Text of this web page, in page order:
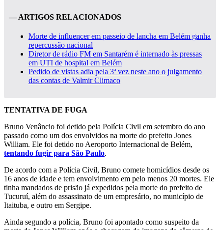
— ARTIGOS RELACIONADOS
Morte de influencer em passeio de lancha em Belém ganha
repercussão nacional
Diretor de rádio FM em Santarém é internado às pressas
em UTI de hospital em Belém
Pedido de vistas adia pela 3ª vez neste ano o julgamento
das contas de Valmir Climaco
TENTATIVA DE FUGA
Bruno Venâncio foi detido pela Polícia Civil em setembro do ano
passado como um dos envolvidos na morte do prefeito Jones
William. Ele foi detido no Aeroporto Internacional de Belém,
tentando fugir para São Paulo.
De acordo com a Polícia Civil, Bruno comete homicídios desde os
16 anos de idade e tem envolvimento em pelo menos 20 mortes. Ele
tinha mandados de prisão já expedidos pela morte do prefeito de
Tucuruí, além do assassinato de um empresário, no município de
Itaituba, e outro em Sergipe.
Ainda segundo a polícia, Bruno foi apontado como suspeito da